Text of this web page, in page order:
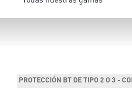
PROTECCIÓN BT DE TIPO 2 O 3 -